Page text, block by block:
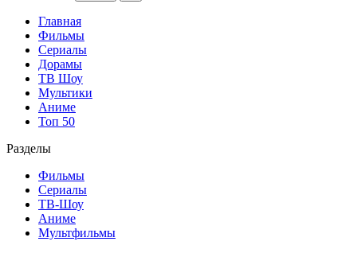
Главная
Фильмы
Сериалы
Дорамы
ТВ Шоу
Мультики
Аниме
Топ 50
Разделы
Фильмы
Сериалы
ТВ-Шоу
Аниме
Мультфильмы